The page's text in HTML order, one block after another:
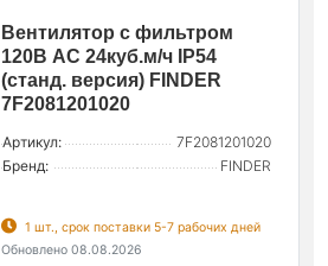
Вентилятор с фильтром
120В AC 24куб.м/ч IP54
(станд. версия) FINDER
7F2081201020
Артикул:
7F2081201020
Бренд:
FINDER
1 шт., срок поставки 5-7 рабочих дней
Обновлено 08.08.2026